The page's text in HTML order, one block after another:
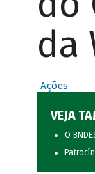
da
Ações
VEJA
O